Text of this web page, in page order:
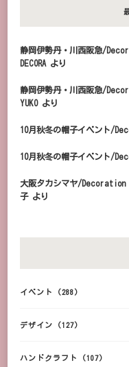
静岡伊勢丹・川西阪急/
DECORA より
静岡伊勢丹・川西阪急/
YUKOより
10月秋冬の帽子イベント/
10月秋冬の帽子イベント/
大阪タカシマヤ/
子より
イベント (288)
デザイン (127)
ハンドクラフト (107)